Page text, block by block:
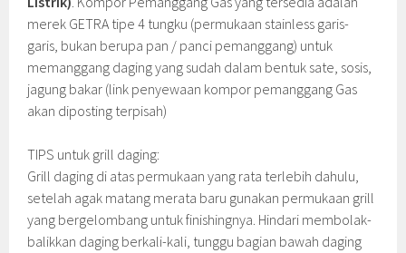
merek GETRA tipe 4 tungku (permukaan stainless garis-
garis, bukan berupa pan / panci pemanggang) untuk
memanggang daging yang sudah dalam bentuk sate, sosis,
jagung bakar (link penyewaan kompor pemanggang Gas
akan diposting terpisah)
TIPS untuk grill daging:
Grill daging di atas permukaan yang rata terlebih dahulu,
setelah agak matang merata baru gunakan permukaan grill
yang bergelombang untuk finishingnya. Hindari membolak-
balikkan daging berkali-kali, tunggu bagian bawah daging